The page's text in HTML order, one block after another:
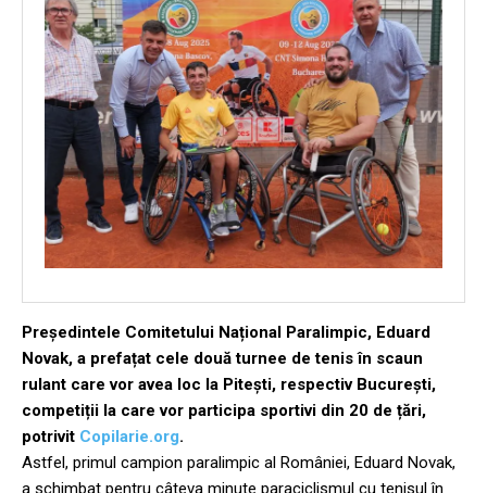
Președintele Comitetului Național Paralimpic, Eduard
Novak, a prefațat cele două turnee de tenis în scaun
rulant care vor avea loc la Pitești, respectiv București,
competiții la care vor participa sportivi din 20 de țări,
potrivit Copilarie.org.
Astfel, primul campion paralimpic al României, Eduard Novak,
a schimbat pentru câteva minute paraciclismul cu tenisul în